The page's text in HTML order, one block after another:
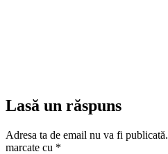
Lasă un răspuns
Adresa ta de email nu va fi publicată.
marcate cu *